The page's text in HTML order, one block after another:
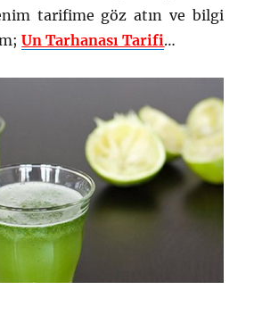
tarifime göz atın ve bilgi
Un Tarhanası Tarifi…